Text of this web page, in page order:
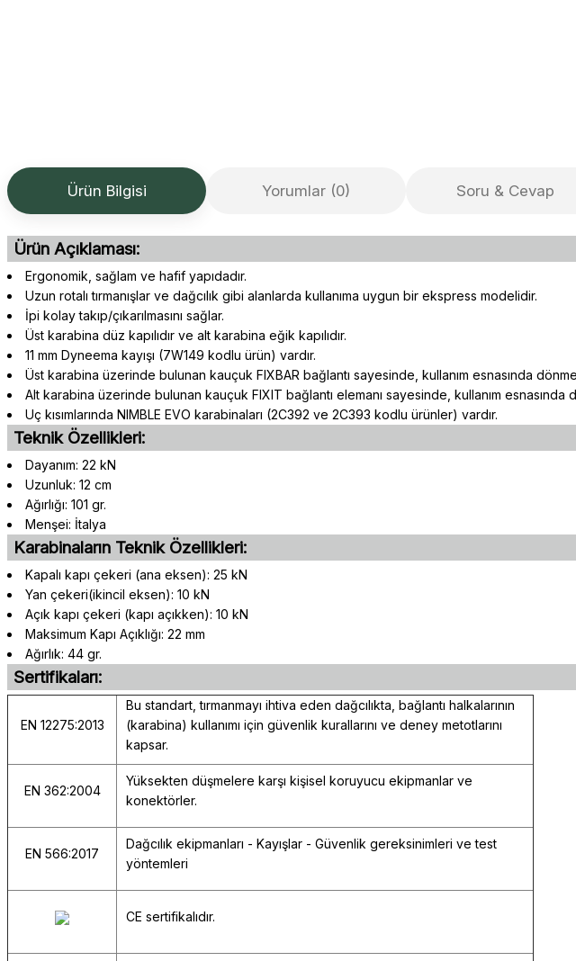
Ürün Bilgisi Yorumlar (0) Soru & Cevap
Ürün Açıklaması:
Ergonomik, sağlam ve hafif yapıdadır.
Uzun rotalı tırmanışlar ve dağcılık gibi alanlarda kullanıma uygun bir ekspress modelidir.
İpi kolay takıp/çıkarılmasını sağlar.
Üst karabina düz kapılıdır ve alt karabina eğik kapılıdır.
11 mm Dyneema kayışı (7W149 kodlu ürün) vardır.
Üst karabina üzerinde bulunan kauçuk FIXBAR bağlantı sayesinde, kullanım esnasında
Alt karabina üzerinde bulunan kauçuk FIXIT bağlantı elemanı sayesinde, kullanım
Uç kısımlarında NIMBLE EVO karabinaları (2C392 ve 2C393 kodlu ürünler) vardır.
Teknik Özellikleri:
Dayanım: 22 kN
Uzunluk: 12 cm
Ağırlığı: 101 gr.
Menşei: İtalya
Karabinaların Teknik Özellikleri:
Kapalı kapı çekeri (ana eksen): 25 kN
Yan çekeri(ikincil eksen): 10 kN
Açık kapı çekeri (kapı açıkken): 10 kN
Maksimum Kapı Açıklığı: 22 mm
Ağırlık: 44 gr.
Sertifikaları:
EN 12275:2013
Bu standart, tırmanmayı ihtiva eden dağcılıkta, bağlantı halkalarının
(karabina) kullanımı için güvenlik kurallarını ve deney metotlarını
kapsar.
EN 362:2004
Yüksekten düşmelere karşı kişisel koruyucu ekipmanlar ve
konektörler.
EN 566:2017
Dağcılık ekipmanları - Kayışlar - Güvenlik gereksinimleri ve test
yöntemleri
CE sertifikalıdır.